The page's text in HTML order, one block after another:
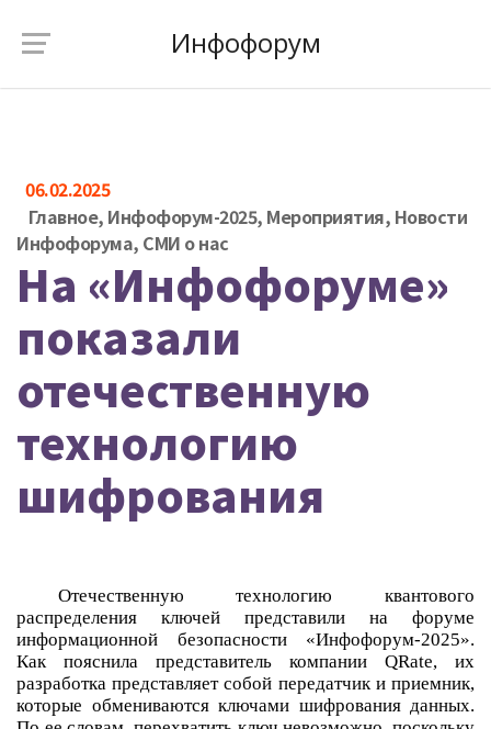
Инфофорум
06.02.2025
Главное, Инфофорум-2025, Мероприятия, Новости
Инфофорума, СМИ о нас
На «Инфофоруме»
показали
отечественную
технологию
шифрования
Отечественную технологию квантового
распределения ключей представили на форуме
информационной безопасности «Инфофорум-2025».
Как пояснила представитель компании QRate, их
разработка представляет собой передатчик и приемник,
которые обмениваются ключами шифрования данных.